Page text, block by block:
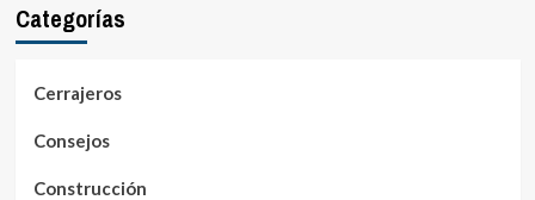
Categorías
Cerrajeros
Consejos
Construcción